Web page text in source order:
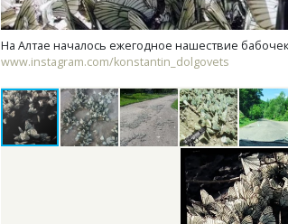
На Алтае началось ежегодное нашествие
www.instagram.com/konstantin_dolgovets